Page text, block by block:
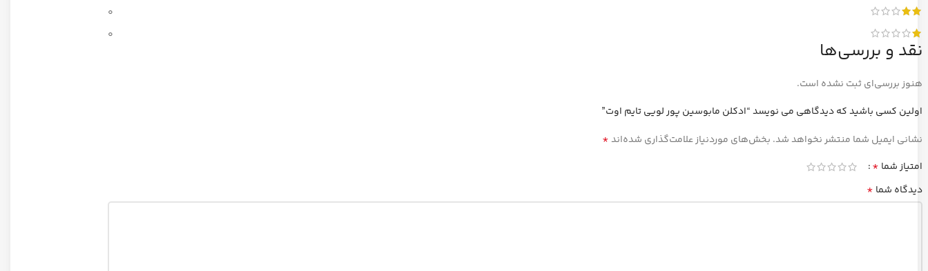
0
0
نقد و بررسی‌ها
هنوز بررسی‌ای ثبت نشده است.
اولین کسی باشید که دیدگاهی می نویسد “ادکلن مابوسین پور لویی تایم اوت”
نشانی ایمیل شما منتشر نخواهد شد. بخش‌های موردنیاز علامت‌گذاری شده‌اند*
امتیاز شما *
دیدگاه شما *